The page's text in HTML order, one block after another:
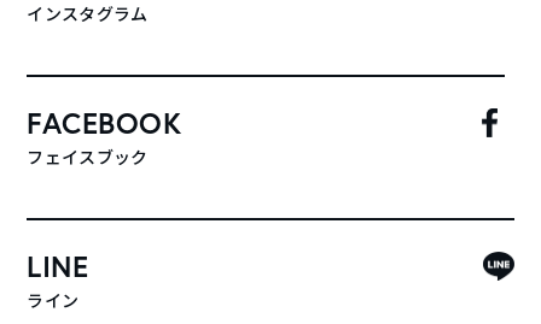
インスタグラム
FACEBOOK
フェイスブック
LINE
ライン